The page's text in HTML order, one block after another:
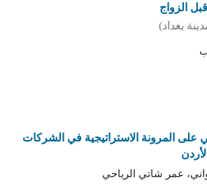
الزواج
بغداد)
على المرونة الاستراتيجية في الشركات
عمر شاتي الرياحي